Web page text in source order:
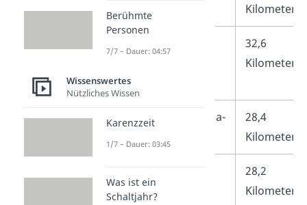
Kilometer
32,6
Kilometer
7.
Guadarrama-
28,4
Kilometer
Qinling-
28,2
Kilometer
Berühmte
Personen
7/7 – Dauer: 04:57
Wissenswertes
Nützliches Wissen
Karenzzeit
1/7 – Dauer: 03:45
Was ist ein
Schaltjahr?